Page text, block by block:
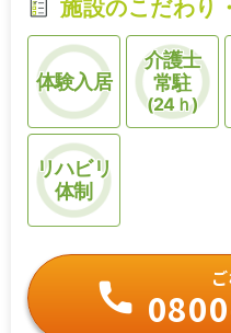
施設のこだわり
体験入居
介護士
常駐
(24ｈ)
リハビリ
体制